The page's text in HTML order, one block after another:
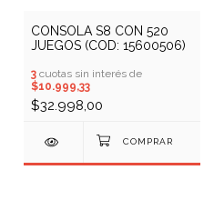
CONSOLA S8 CON 520
JUEGOS (COD: 15600506)
3 cuotas sin interés de
$10.999,33
$32.998,00